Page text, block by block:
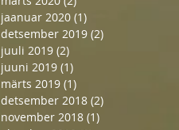
jaanuar 2020 (1)
detsember 2019 (2)
juuli 2019 (2)
juuni 2019 (1)
märts 2019 (1)
detsember 2018 (2)
november 2018 (1)